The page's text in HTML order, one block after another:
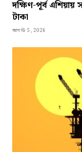
দক্ষিণ-পূর্ব
টাকা
আগস্ট 5, 2026